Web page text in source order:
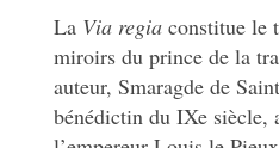
La Via regiaconstitue le
miroirs du prince de la
auteur, Smaragde de
bénédictin du IXe siècle,